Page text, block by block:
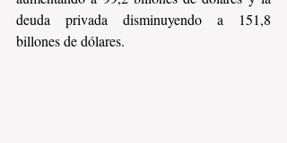
deuda privada disminuyendo a 151,8
billones de dólares.